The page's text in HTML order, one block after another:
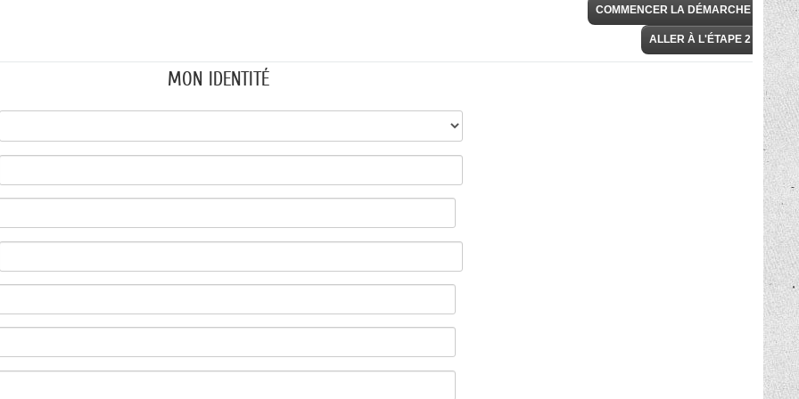
COMMENCER LA DÉMARCHE
ALLER À L'ÉTAPE 2 >
MON IDENTITÉ